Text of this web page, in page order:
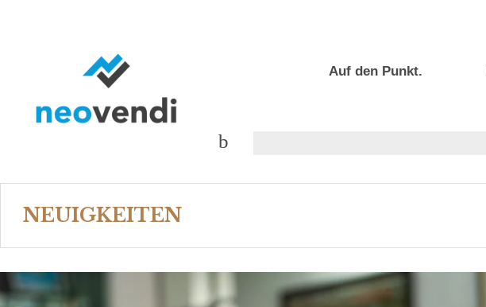
Auf den Punkt.
NEUIGKEITEN